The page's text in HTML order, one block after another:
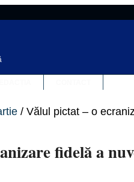
/ Vălul pictat – o
fidelă a